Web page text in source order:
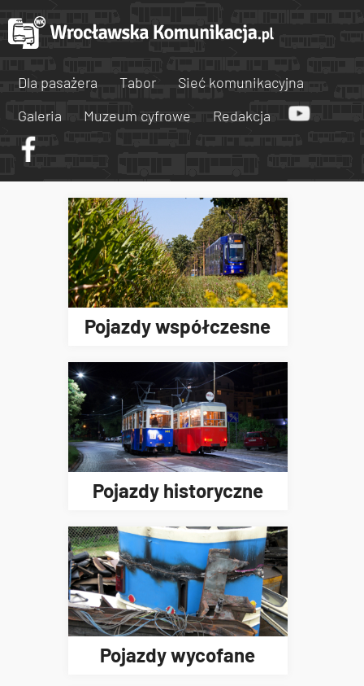
Dla pasażera Tabor
Sieć komunikacyjna
Galeria
Muzeum cyfrowe Redakcja
Pojazdy współczesne
Pojazdy historyczne
Pojazdy wycofane